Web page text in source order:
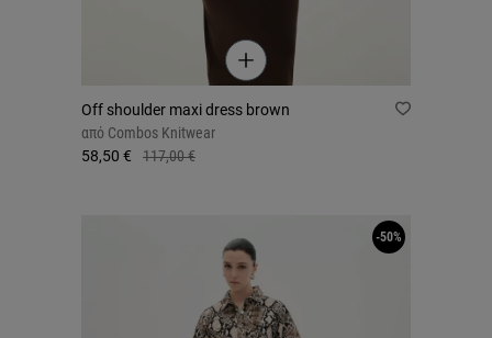
Off shoulder maxi dress brown
από Combos Knitwear
58,50 €
117,00 €
-50%